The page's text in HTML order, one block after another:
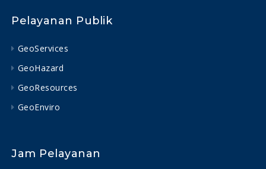
Pelayanan Publik
GeoServices
GeoHazard
GeoResources
GeoEnviro
Jam Pelayanan